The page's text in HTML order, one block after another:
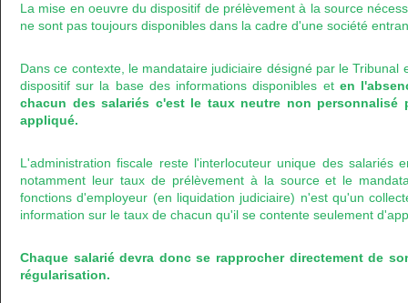
La mise en oeuvre du dispositif de prélèvement à la source
ne sont pas toujours disponibles dans la cadre d'une société
Dans ce contexte, le mandataire judiciaire désigné par le Tribunal
dispositif sur la base des informations disponibles et en
chacun des salariés c'est le taux neutre non personnalisé
appliqué.
L'administration fiscale reste l'interlocuteur unique des salariés
notamment leur taux de prélèvement à la source et le
fonctions d'employeur (en liquidation judiciaire) n'est qu'un
information sur le taux de chacun qu'il se contente seulement
Chaque salarié devra donc se rapprocher directement de
régularisation.